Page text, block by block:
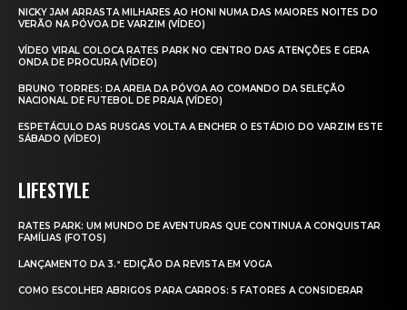
NICKY JAM ARRASTA MILHARES AO HONI NUMA DAS MAIORES NOITES DO
VERÃO NA PÓVOA DE VARZIM (VÍDEO)
VÍDEO VIRAL COLOCA RATES PARK NO CENTRO DAS ATENÇÕES E GERA
ONDA DE PROCURA (VÍDEO)
BRUNO TORRES: DA AREIA DA PÓVOA AO COMANDO DA SELEÇÃO
NACIONAL DE FUTEBOL DE PRAIA (VÍDEO)
ESPETÁCULO DAS RUSGAS VOLTA A ENCHER O ESTÁDIO DO VARZIM ESTE
SÁBADO (VÍDEO)
LIFESTYLE
RATES PARK: UM MUNDO DE AVENTURAS QUE CONTINUA A CONQUISTAR
FAMÍLIAS (FOTOS)
LANÇAMENTO DA 3.ª EDIÇÃO DA REVISTA EM VOGA
COMO ESCOLHER ABRIGOS PARA CARROS: 5 FATORES A CONSIDERAR